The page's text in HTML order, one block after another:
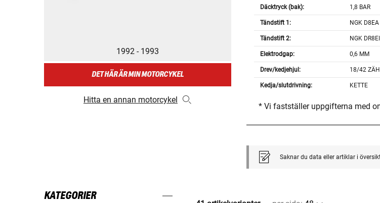
1992 - 1993
DET HÄR ÄR MIN MOTORCYKEL
Hitta en annan motorcykel
Däcktryck (bak): 1,8 BAR
Tändstift 1: NGK D8EA
Tändstift 2: NGK
Elektrodgap: 0,6 MM
Drev/kedjehjul: 18/42
Kedja/slutdrivning: KETTE
* Vi fastställer uppgifterna med
Saknar du data eller artiklar i
KATEGORIER